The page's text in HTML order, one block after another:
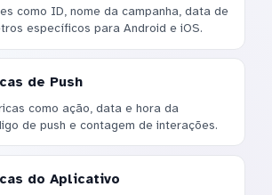
como ID, nome da campanha, data de
específicos para Android e iOS.
de Push
como ação, data e hora da
de push e contagem de interações.
do Aplicativo